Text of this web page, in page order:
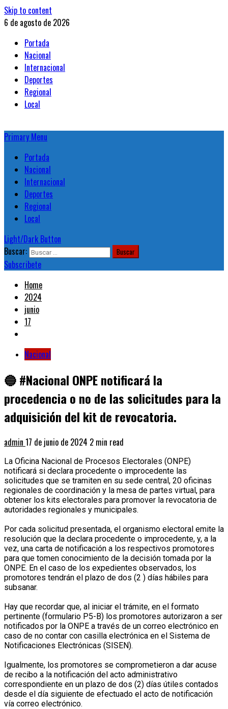
Skip to content
6 de agosto de 2026
Portada
Nacional
Internacional
Deportes
Regional
Local
Primary Menu
Portada
Nacional
Internacional
Deportes
Regional
Local
Light/Dark Button
Buscar:
Subscribete
Home
2024
junio
17
Nacional
🔵 #Nacional ONPE notificará la
procedencia o no de las solicitudes para la
adquisición del kit de revocatoria.
admin 17 de junio de 2024 2 min read
La Oficina Nacional de Procesos Electorales (ONPE)
notificará si declara procedente o improcedente las
solicitudes que se tramiten en su sede central, 20 oficinas
regionales de coordinación y la mesa de partes virtual, para
obtener los kits electorales para promover la revocatoria de
autoridades regionales y municipales.
Por cada solicitud presentada, el organismo electoral emite la
resolución que la declara procedente o improcedente, y, a la
vez, una carta de notificación a los respectivos promotores
para que tomen conocimiento de la decisión tomada por la
ONPE. En el caso de los expedientes observados, los
promotores tendrán el plazo de dos (2 ) días hábiles para
subsanar.
Hay que recordar que, al iniciar el trámite, en el formato
pertinente (formulario P5-B) los promotores autorizaron a ser
notificados por la ONPE a través de un correo electrónico en
caso de no contar con casilla electrónica en el Sistema de
Notificaciones Electrónicas (SISEN).
Igualmente, los promotores se comprometieron a dar acuse
de recibo a la notificación del acto administrativo
correspondiente en un plazo de dos (2) días útiles contados
desde el día siguiente de efectuado el acto de notificación
vía correo electrónico.